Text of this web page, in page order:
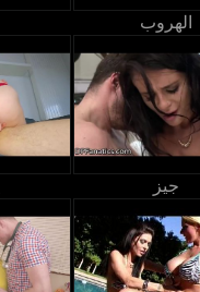
الهروب
جيز